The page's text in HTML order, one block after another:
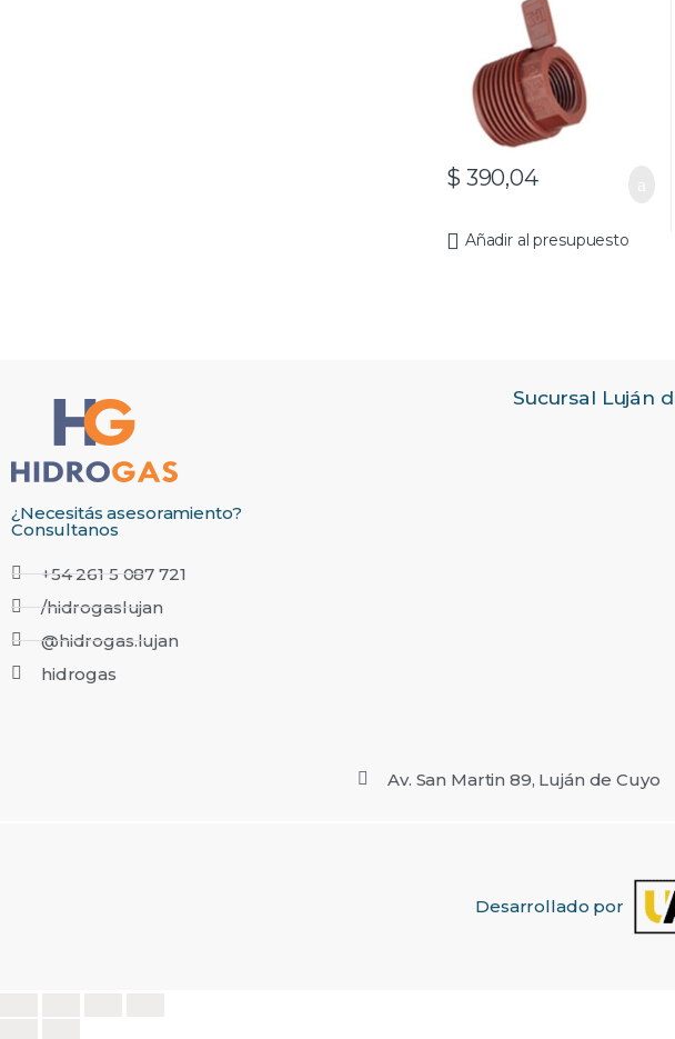
$ 390,04
Añadir al presupuesto
¿Necesitás asesoramiento?
Consultanos
+54 261 5 087 721
/hidrogaslujan
@hidrogas.lujan
hidrogas
Sucursal Luján
Av. San Martin 89, Luján de Cuyo
Desarrollado por